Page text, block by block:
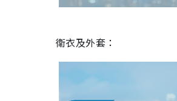
衛衣及外套：